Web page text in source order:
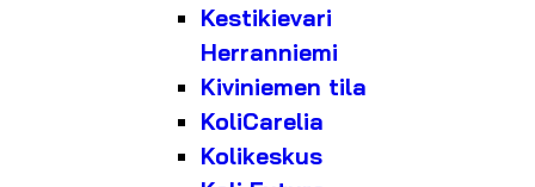
Kestikievari
Herranniemi
Kiviniemen tila
KoliCarelia
Kolikeskus